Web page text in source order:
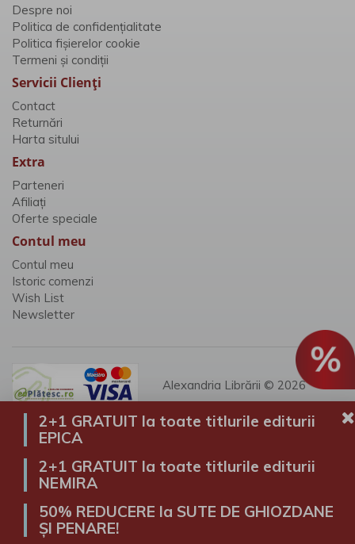
Despre noi
Politica de confidențialitate
Politica fișierelor cookie
Termeni și condiții
Servicii Clienţi
Contact
Returnări
Harta sitului
Extra
Parteneri
Afiliaţi
Oferte speciale
Contul meu
Contul meu
Istoric comenzi
Wish List
Newsletter
Alexandria Librării © 2026
2+1 GRATUIT la toate titlurile editurii
EPICA
2+1 GRATUIT la toate titlurile editurii
NEMIRA
50% REDUCERE la SUTE DE GHIOZDANE
ȘI PENARE!